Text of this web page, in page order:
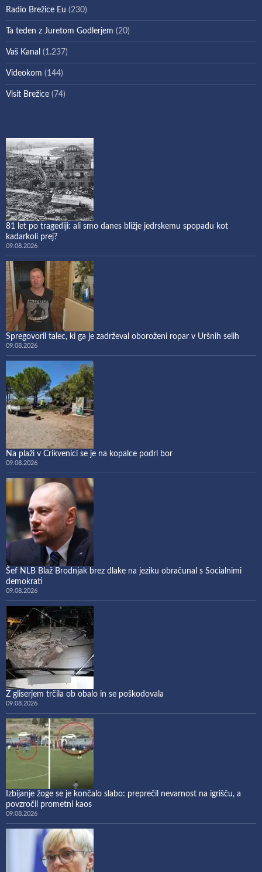
Radio Brežice Eu (230)
Ta teden z Juretom Godlerjem (20)
Vaš Kanal (1.237)
Videokom (144)
Visit Brežice (74)
81 let po tragediji: ali smo danes bližje jedrskemu spopadu kot
kadarkoli prej?
09.08.2026
Spregovoril talec, ki ga je zadrževal oboroženi ropar v Uršnih selih
09.08.2026
Na plaži v Crikvenici se je na kopalce podrl bor
09.08.2026
Šef NLB Blaž Brodnjak brez dlake na jeziku obračunal s Socialnimi
demokrati
09.08.2026
Z gliserjem trčila ob obalo in se poškodovala
09.08.2026
Izbijanje žoge se je končalo slabo: preprečil nevarnost na igrišču, a
povzročil prometni kaos
09.08.2026